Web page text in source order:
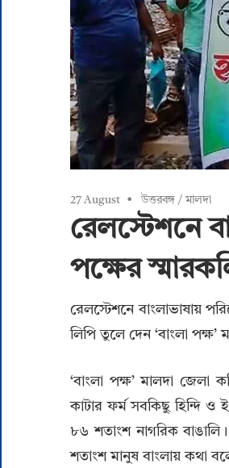
27 August উত্তরবঙ্গ /মালদা
রেলস্টেশনে
পক্ষের
রেলস্টেশনে বাংলাভাষায়
লিপি তুলে দেন ‘বাংলা পক্ষ’
‘বাংলা পক্ষ’ মালদা
কাটার ফর্ম সবকিছু হিন্দি ও
৮৬ শতাংশ নাগরিক
শতাংশ মানুষ বাংলায় কথা